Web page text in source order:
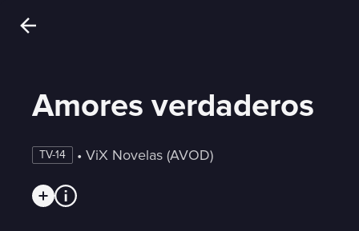
Amores verdaderos
TV-14 • ViX Novelas (AVOD)